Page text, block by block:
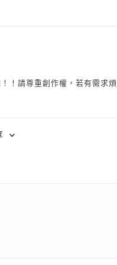
請尊重創作權，若有需求